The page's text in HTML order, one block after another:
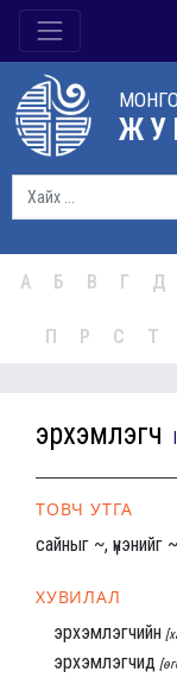
А Б В Г Д
П Р С Т
эрхэмлэгч
ТОВЧ УТГА
сайныг ~, үнэнийг ~
ХУВИЛАЛ
эрхэмлэгчийн
эрхэмлэгчид